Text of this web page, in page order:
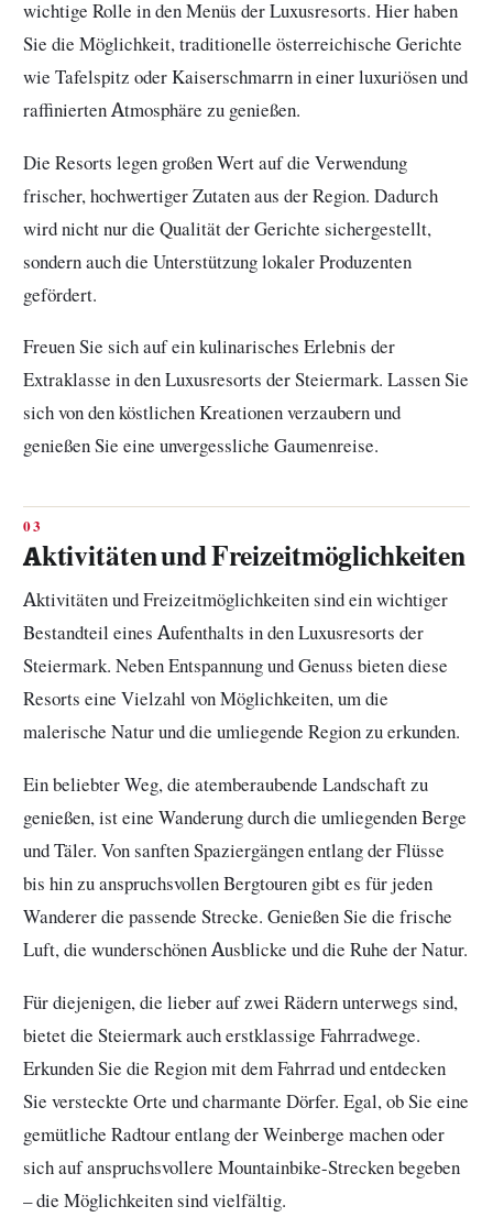
wichtige Rolle in den Menüs der Luxusresorts. Hier haben
Sie die Möglichkeit, traditionelle österreichische Gerichte
wie Tafelspitz oder Kaiserschmarrn in einer luxuriösen und
raffinierten Atmosphäre zu genießen.
Die Resorts legen großen Wert auf die Verwendung
frischer, hochwertiger Zutaten aus der Region. Dadurch
wird nicht nur die Qualität der Gerichte sichergestellt,
sondern auch die Unterstützung lokaler Produzenten
gefördert.
Freuen Sie sich auf ein kulinarisches Erlebnis der
Extraklasse in den Luxusresorts der Steiermark. Lassen Sie
sich von den köstlichen Kreationen verzaubern und
genießen Sie eine unvergessliche Gaumenreise.
Aktivitäten und Freizeitmöglichkeiten
Aktivitäten und Freizeitmöglichkeiten sind ein wichtiger
Bestandteil eines Aufenthalts in den Luxusresorts der
Steiermark. Neben Entspannung und Genuss bieten diese
Resorts eine Vielzahl von Möglichkeiten, um die
malerische Natur und die umliegende Region zu erkunden.
Ein beliebter Weg, die atemberaubende Landschaft zu
genießen, ist eine Wanderung durch die umliegenden Berge
und Täler. Von sanften Spaziergängen entlang der Flüsse
bis hin zu anspruchsvollen Bergtouren gibt es für jeden
Wanderer die passende Strecke. Genießen Sie die frische
Luft, die wunderschönen Ausblicke und die Ruhe der Natur.
Für diejenigen, die lieber auf zwei Rädern unterwegs sind,
bietet die Steiermark auch erstklassige Fahrradwege.
Erkunden Sie die Region mit dem Fahrrad und entdecken
Sie versteckte Orte und charmante Dörfer. Egal, ob Sie eine
gemütliche Radtour entlang der Weinberge machen oder
sich auf anspruchsvollere Mountainbike-Strecken begeben
– die Möglichkeiten sind vielfältig.